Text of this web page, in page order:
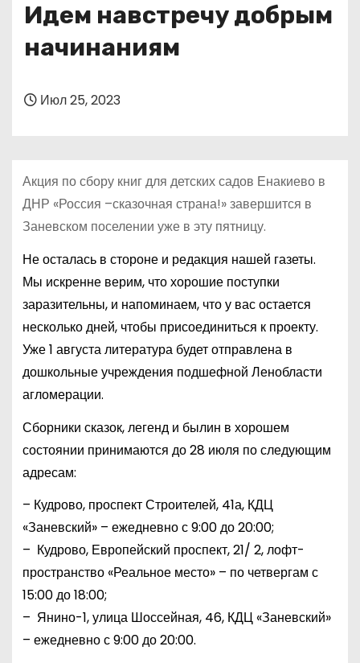
Идем навстречу добрым
начинаниям
Июл 25, 2023
Акция по сбору книг для детских садов Енакиево в
ДНР «Россия –сказочная страна!» завершится в
Заневском поселении уже в эту пятницу.
Не осталась в стороне и редакция нашей газеты.
Мы искренне верим, что хорошие поступки
заразительны, и напоминаем, что у вас остается
несколько дней, чтобы присоединиться к проекту.
Уже 1 августа литература будет отправлена в
дошкольные учреждения подшефной Ленобласти
агломерации.
Сборники сказок, легенд и былин в хорошем
состоянии принимаются до 28 июля по следующим
адресам:
– Кудрово, проспект Строителей, 41а, КДЦ
«Заневский» – ежедневно с 9:00 до 20:00;
– Кудрово, Европейский проспект, 21/ 2, лофт-
пространство «Реальное место» – по четвергам с
15:00 до 18:00;
– Янино-1, улица Шоссейная, 46, КДЦ «Заневский»
– ежедневно с 9:00 до 20:00.